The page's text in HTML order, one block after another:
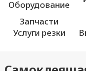
Оборудование
Запчасти
Услуги резки